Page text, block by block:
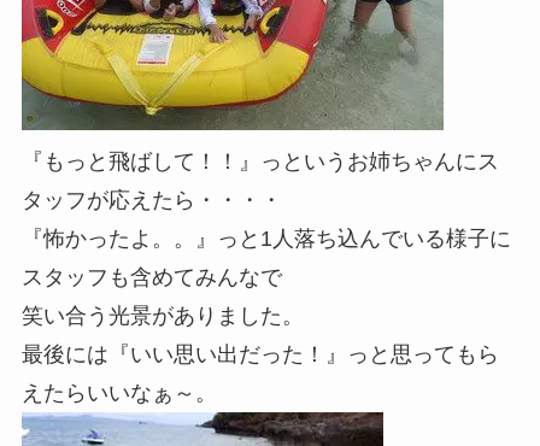
『もっと飛ばして！！』っというお姉ちゃんにス
タッフが応えたら・・・・
『怖かったよ。。』っと1人落ち込んでいる様子に
スタッフも含めてみんなで
笑い合う光景がありました。
最後には『いい思い出だった！』っと思ってもら
えたらいいなぁ～。